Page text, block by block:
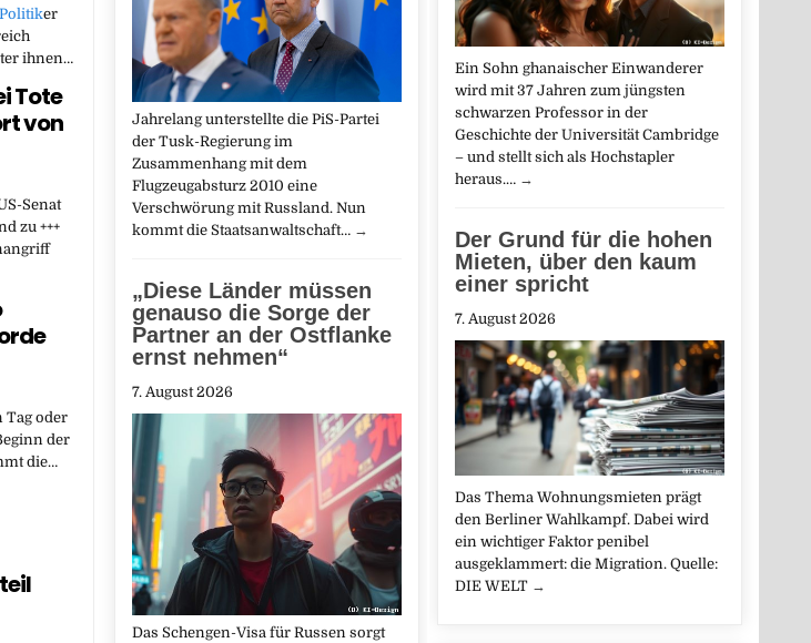
Politiker
ihnen…
Tote
von
Senat
zu +++
Tag oder
der
die…
Ein Sohn ghanaischer Einwanderer
wird mit 37 Jahren zum jüngsten
schwarzen Professor in der
Geschichte der Universität Cambridge
– und stellt sich als Hochstapler
heraus.… →
Der Grund für die hohen
Mieten, über den kaum
einer spricht
7. August 2026
Das Thema Wohnungsmieten prägt
den Berliner Wahlkampf. Dabei wird
ein wichtiger Faktor penibel
ausgeklammert: die Migration. Quelle:
DIE WELT →
Jahrelang unterstellte die PiS-Partei
der Tusk-Regierung im
Zusammenhang mit dem
Flugzeugabsturz 2010 eine
Verschwörung mit Russland. Nun
kommt die Staatsanwaltschaft… →
„Diese Länder müssen
genauso die Sorge der
Partner an der Ostflanke
ernst nehmen“
7. August 2026
Das Schengen-Visa für Russen sorgt